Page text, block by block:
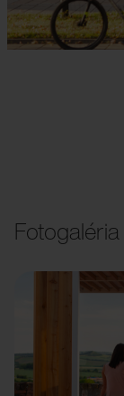
Fotogaléria